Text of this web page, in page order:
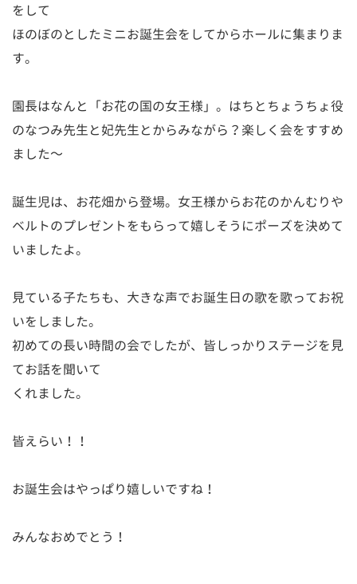
をして
ほのぼのとしたミニお誕生会をしてからホールに集まりま
す。
園長はなんと「お花の国の女王様」。はちとちょうちょ役
のなつみ先生と妃先生とからみながら？楽しく会をすすめ
ました～
誕生児は、お花畑から登場。女王様からお花のかんむりや
ベルトのプレゼントをもらって嬉しそうにポーズを決めて
いましたよ。
見ている子たちも、大きな声でお誕生日の歌を歌ってお祝
いをしました。
初めての長い時間の会でしたが、皆しっかりステージを見
てお話を聞いて
くれました。
皆えらい！！
お誕生会はやっぱり嬉しいですね！
みんなおめでとう！